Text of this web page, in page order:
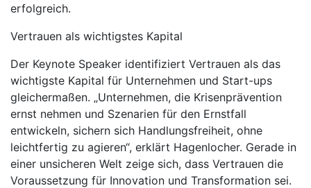
erfolgreich.
Vertrauen als wichtigstes Kapital
Der Keynote Speaker identifiziert Vertrauen als das
wichtigste Kapital für Unternehmen und Start-ups
gleichermaßen. „Unternehmen, die Krisenprävention
ernst nehmen und Szenarien für den Ernstfall
entwickeln, sichern sich Handlungsfreiheit, ohne
leichtfertig zu agieren“, erklärt Hagenlocher. Gerade in
einer unsicheren Welt zeige sich, dass Vertrauen die
Voraussetzung für Innovation und Transformation sei.